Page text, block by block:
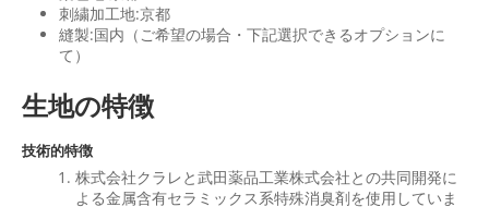
刺繍加工地:京都
縫製:国内（ご希望の場合・下記選択できるオプションに
て）
生地の特徴
技術的特徴
株式会社クラレと武田薬品工業株式会社との共同開発に
よる金属含有セラミックス系特殊消臭剤を使用していま